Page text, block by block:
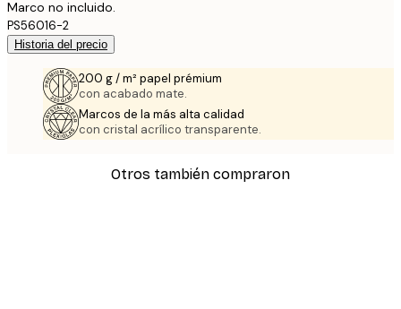
Marco no incluido.
PS56016-2
Historia del precio
200 g / m² papel prémium
con acabado mate.
Marcos de la más alta calidad
con cristal acrílico transparente.
Otros también compraron